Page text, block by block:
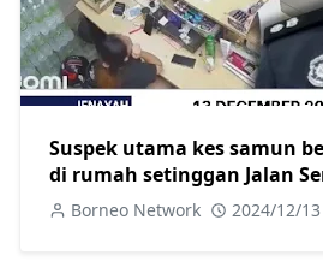
Suspek utama kes samun
di rumah setinggan Jalan
Borneo Network 2024/12/13